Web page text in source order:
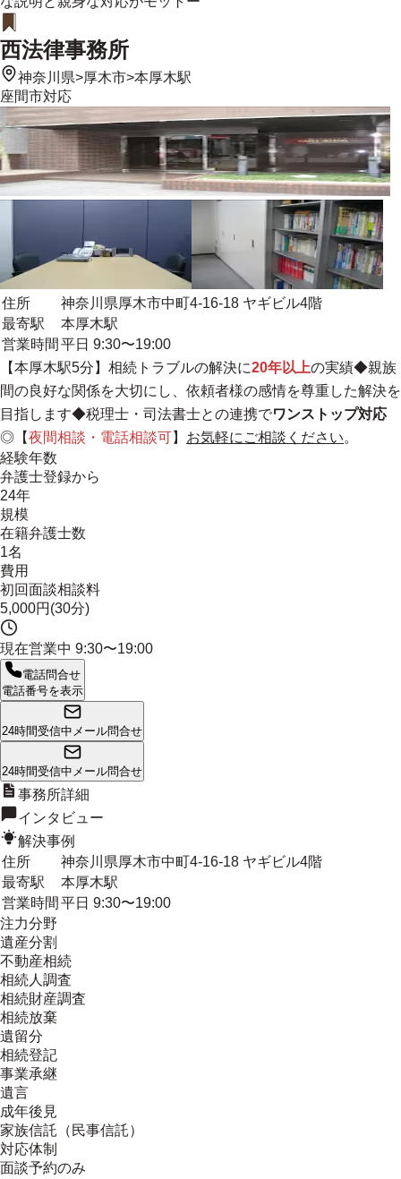
西法律事務所
神奈川県>厚木市>本厚木駅
座間市対応
住所
神奈川県厚木市中町4-16-18 ヤギビル4階
最寄駅
本厚木駅
営業時間 平日 9:30〜19:00
【本厚木駅5分】相続トラブルの解決に20年以上の実績◆親族
間の良好な関係を大切にし、依頼者様の感情を尊重した解決を
目指します◆税理士・司法書士との連携でワンストップ対応
◎【夜間相談・電話相談可】 お気軽にご相談ください。
経験年数
弁護士登録から
24年
規模
在籍弁護士数
1名
費用
初回面談相談料
5,000円(30分)
現在営業中 9:30〜19:00
電話問合せ
電話番号を表示
24時間受信中 メール問合せ
24時間受信中 メール問合せ
事務所詳細
インタビュー
解決事例
住所
神奈川県厚木市中町4-16-18 ヤギビル4階
最寄駅
本厚木駅
営業時間 平日 9:30〜19:00
注力分野
遺産分割
不動産相続
相続人調査
相続財産調査
相続放棄
遺留分
相続登記
事業承継
遺言
成年後見
家族信託（民事信託）
対応体制
面談予約のみ